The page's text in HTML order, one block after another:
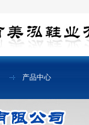
产品中心